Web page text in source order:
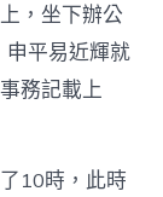
，坐下辦公
申平易近輝就
務記載上
10時，此時